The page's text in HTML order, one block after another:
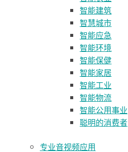
智能建筑
智慧城市
智能应急
智能环境
智能保健
智能家居
智能工业
智能物流
智能公用事业
聪明的消费者
专业音视频应用